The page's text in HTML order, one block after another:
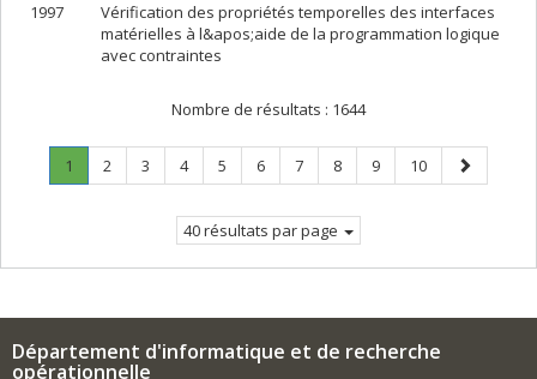
1997
Vérification des propriétés temporelles des interfaces
matérielles à l&apos;aide de la programmation logique
avec contraintes
Nombre de résultats : 1644
Page
1
Page
Page
2 Page
3 Page
4 Page
5 Page
6 Page
7 Page
8 Page
9 Page
10
Page
suivante
40 résultats par page
Département d'informatique et de recherche
opérationnelle